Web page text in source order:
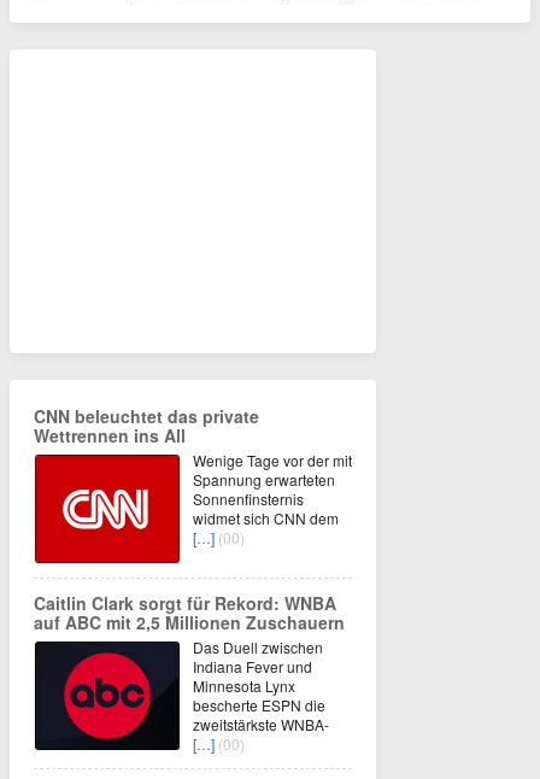
CNN beleuchtet das private
Wettrennen ins All
Wenige Tage vor der mit
Spannung erwarteten
Sonnenfinsternis
widmet sich CNN dem
[…] (00)
Caitlin Clark sorgt für Rekord: WNBA
auf ABC mit 2,5 Millionen Zuschauern
Das Duell zwischen
Indiana Fever und
Minnesota Lynx
bescherte ESPN die
zweitstärkste WNBA-
[…] (00)